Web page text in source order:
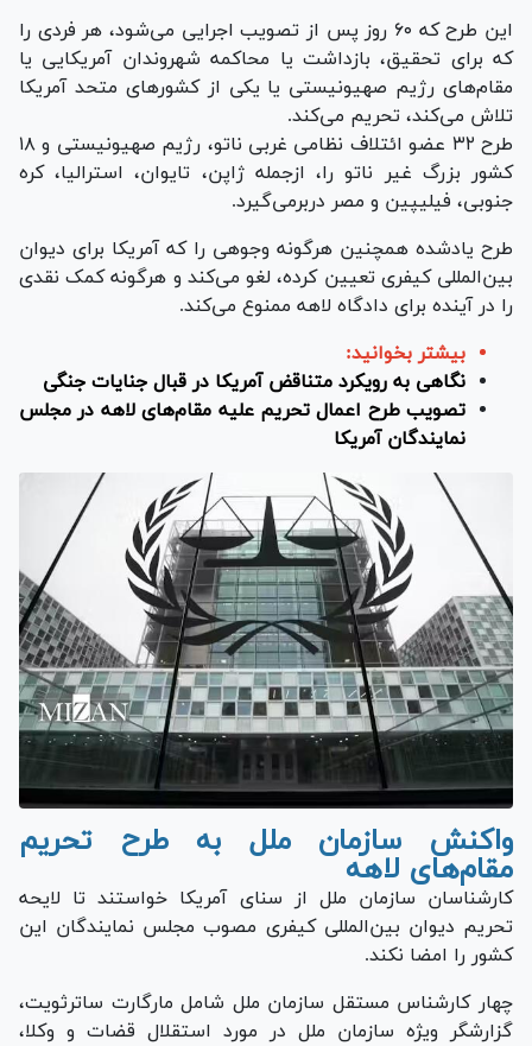
این طرح که ۶۰ روز پس از تصویب اجرایی می‌شود، هر فردی را
که برای تحقیق، بازداشت یا محاکمه شهروندان آمریکایی یا
مقام‌های رژیم صهیونیستی یا یکی از کشور‌های متحد آمریکا
تلاش می‌کند، تحریم می‌کند.
طرح ۳۲ عضو ائتلاف نظامی غربی ناتو، رژیم صهیونیستی و ۱۸
کشور بزرگ غیر ناتو را، ازجمله ژاپن، تایوان، استرالیا، کره
جنوبی، فیلیپین و مصر دربرمی‌گیرد.
طرح یادشده همچنین هرگونه وجوهی را که آمریکا برای دیوان
بین‌المللی کیفری تعیین کرده، لغو می‌کند و هرگونه کمک نقدی
را در آینده برای دادگاه لاهه ممنوع می‌کند.
بیشتر بخوانید:
نگاهی به رویکرد متناقض آمریکا در قبال جنایات جنگی
تصویب طرح اعمال تحریم علیه مقام‌های لاهه در مجلس
نمایندگان آمریکا
واکنش سازمان ملل به طرح تحریم
مقام‌های لاهه
کارشناسان سازمان ملل از سنای آمریکا خواستند تا لایحه
تحریم دیوان بین‌المللی کیفری مصوب مجلس نمایندگان این
کشور را امضا نکند.
چهار کارشناس مستقل سازمان ملل شامل مارگارت ساترثویت،
گزارشگر ویژه سازمان ملل در مورد استقلال قضات و وکلا،